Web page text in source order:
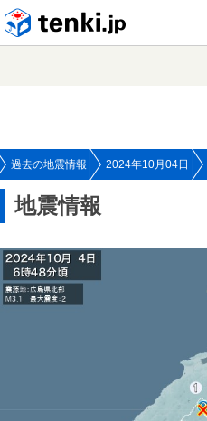
過去の地震情報 2024年10月04日
地震情報